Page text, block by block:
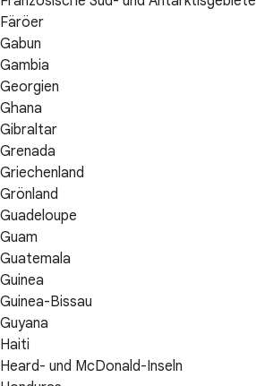
Färöer
Gabun
Gambia
Georgien
Ghana
Gibraltar
Grenada
Griechenland
Grönland
Guadeloupe
Guam
Guatemala
Guinea
Guinea-Bissau
Guyana
Haiti
Heard- und McDonald-Inseln